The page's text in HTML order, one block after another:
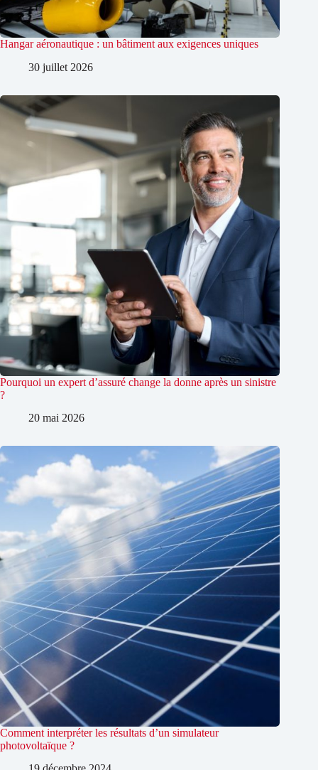
Hangar aéronautique : un bâtiment aux exigences uniques
30 juillet 2026
Pourquoi un expert d’assuré change la donne après un sinistre
?
20 mai 2026
Comment interpréter les résultats d’un simulateur
photovoltaïque ?